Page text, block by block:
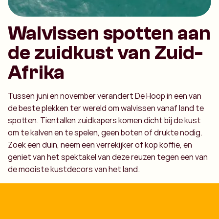
Walvissen spotten aan
de zuidkust van Zuid-
Afrika
Tussen juni en november verandert De Hoop in een van
de beste plekken ter wereld om walvissen vanaf land te
spotten. Tientallen zuidkapers komen dicht bij de kust
om te kalven en te spelen, geen boten of drukte nodig.
Zoek een duin, neem een verrekijker of kop koffie, en
geniet van het spektakel van deze reuzen tegen een van
de mooiste kustdecors van het land.